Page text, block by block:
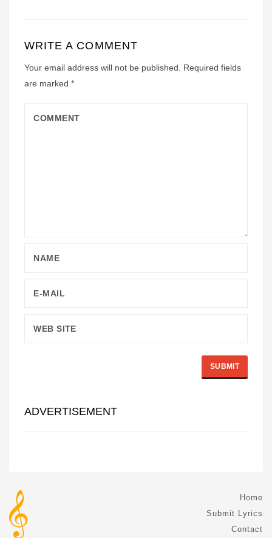
WRITE A COMMENT
Your email address will not be published.
Required fields
are marked *
ADVERTISEMENT
Home
Submit Lyrics
Contact